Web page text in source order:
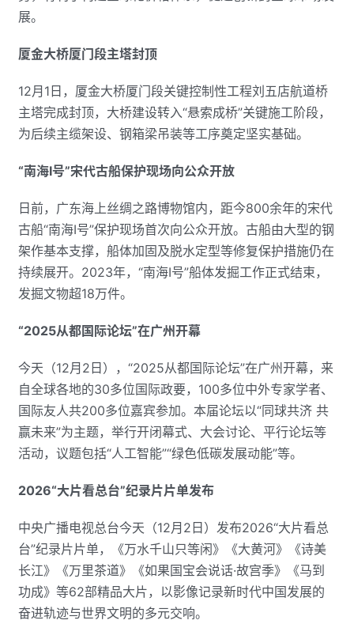
展。
厦金大桥厦门段主塔封顶
12月1日，厦金大桥厦门段关键控制性工程刘五店航道桥
主塔完成封顶，大桥建设转入“悬索成桥”关键施工阶段，
为后续主缆架设、钢箱梁吊装等工序奠定坚实基础。
“南海Ⅰ号”宋代古船保护现场向公众开放
日前，广东海上丝绸之路博物馆内，距今800余年的宋代
古船“南海Ⅰ号”保护现场首次向公众开放。古船由大型的钢
架作基本支撑，船体加固及脱水定型等修复保护措施仍在
持续展开。2023年，“南海Ⅰ号”船体发掘工作正式结束，
发掘文物超18万件。
“2025从都国际论坛”在广州开幕
今天（12月2日），“2025从都国际论坛”在广州开幕，来
自全球各地的30多位国际政要，100多位中外专家学者、
国际友人共200多位嘉宾参加。本届论坛以“同球共济 共
赢未来”为主题，举行开闭幕式、大会讨论、平行论坛等
活动，议题包括“人工智能”“绿色低碳发展动能”等。
2026“大片看总台”纪录片片单发布
中央广播电视总台今天（12月2日）发布2026“大片看总
台”纪录片片单，《万水千山只等闲》《大黄河》《诗美
长江》《万里茶道》《如果国宝会说话·故宫季》《马到
功成》等62部精品大片，以影像记录新时代中国发展的
奋进轨迹与世界文明的多元交响。